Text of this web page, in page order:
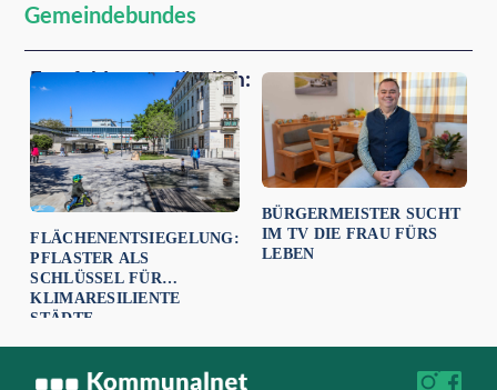
Gemeindebundes
Empfehlungen für dich:
FLÄCHENENTSIEGELUNG:
PFLASTER ALS
SCHLÜSSEL FÜR
KLIMARESILIENTE
STÄDTE
BÜRGERMEISTER SUCHT
IM TV DIE FRAU FÜRS
LEBEN